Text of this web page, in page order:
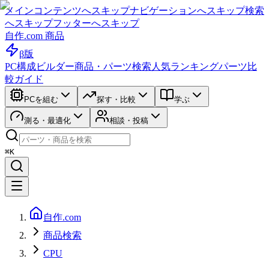
メインコンテンツへスキップナビゲーションへスキップ検索
へスキップフッターへスキップ
自作.com 商品
β版
PC構成ビルダー商品・パーツ検索 人気ランキングパーツ比
較ガイド
PCを組む 探す・比較 学ぶ
測る・最適化 相談・投稿
⌘K
自作.com
商品検索
CPU